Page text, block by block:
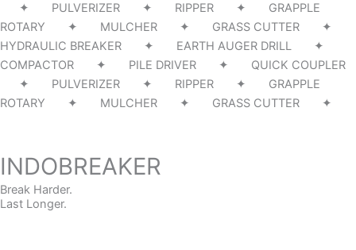
✦ PULVERIZER ✦ RIPPER ✦ GRAPPLE
ROTARY ✦ MULCHER ✦ GRASS CUTTER ✦
HYDRAULIC BREAKER ✦ EARTH AUGER DRILL ✦
COMPACTOR ✦ PILE DRIVER ✦ QUICK COUPLER
✦ PULVERIZER ✦ RIPPER ✦ GRAPPLE
ROTARY ✦ MULCHER ✦ GRASS CUTTER ✦
INDOBREAKER
Break Harder.
Last Longer.